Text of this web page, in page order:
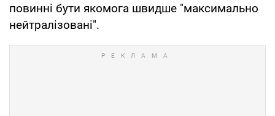
повинні бути якомога швидше "максимально
нейтралізовані".